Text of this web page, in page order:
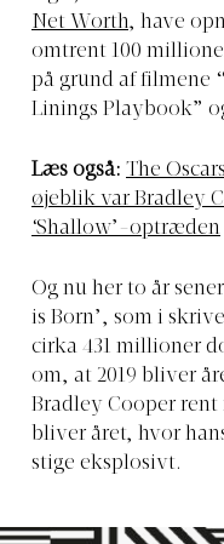
Net Worth, have
omtrent 100
på grund af filmene
Linings Playbook”
Læs også: The
øjeblik var Bradley
‘Shallow’-optræden
Og nu her to år
is Born’, som i
cirka 431 millioner
om, at 2019 bliver
Bradley Cooper
bliver året, hvor
stige eksplosivt.